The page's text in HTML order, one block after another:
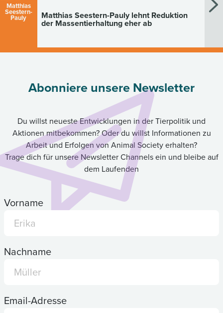
Matthias
Seestern-
Pauly Matthias Seestern-Pauly lehnt Reduktion
der Massentierhaltung eher ab
Abonniere unsere Newsletter
Du willst neueste Entwicklungen in der Tierpolitik und
Aktionen mitbekommen? Oder du willst Informationen zu
Arbeit und Erfolgen von Animal Society erhalten?
Trage dich für unsere Newsletter Channels ein und bleibe auf
dem Laufenden
Vorname
Nachname
Email-Adresse